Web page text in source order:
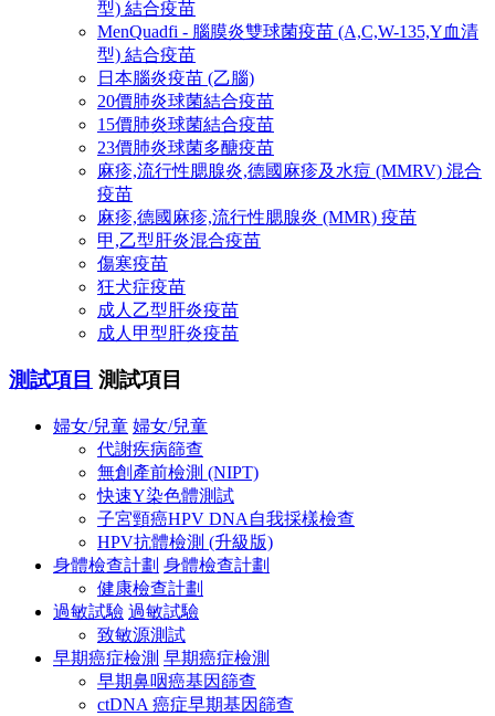
型) 結合疫苗
MenQuadfi - 腦膜炎雙球菌疫苗 (A,C,W-135,Y血清
型) 結合疫苗
日本腦炎疫苗 (乙腦)
20價肺炎球菌結合疫苗
15價肺炎球菌結合疫苗
23價肺炎球菌多醣疫苗
麻疹,流行性腮腺炎,德國麻疹及水痘 (MMRV) 混合
疫苗
麻疹,德國麻疹,流行性腮腺炎 (MMR) 疫苗
甲,乙型肝炎混合疫苗
傷寒疫苗
狂犬症疫苗
成人乙型肝炎疫苗
成人甲型肝炎疫苗
測試項目 測試項目
婦女/兒童 婦女/兒童
代謝疾病篩查
無創產前檢測 (NIPT)
快速Y染色體測試
子宮頸癌HPV DNA自我採樣檢查
HPV抗體檢測 (升級版)
身體檢查計劃 身體檢查計劃
健康檢查計劃
過敏試驗 過敏試驗
致敏源測試
早期癌症檢測 早期癌症檢測
早期鼻咽癌基因篩查
ctDNA 癌症早期基因篩查